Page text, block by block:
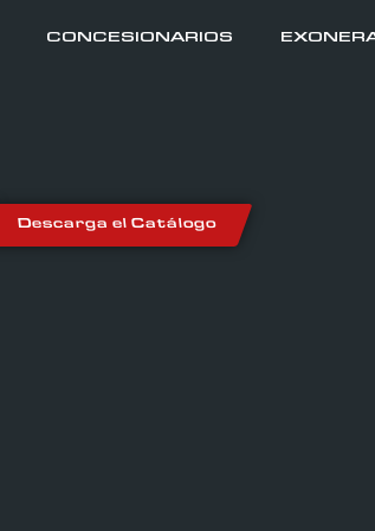
CONCESIONARIOS
Descarga el Catálogo